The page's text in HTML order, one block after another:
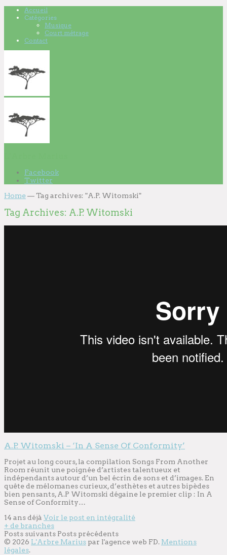
Accueil
Catégories
Musique
Court métrage
Contact
Facebook
Twitter
Home—Tag archives: "A.P. Witomski"
Tag Archives: A.P. Witomski
A.P. Witomski – ‘In A Sense Of Conformity’
Projet au long cours, la compilation Songs From Another
Room réunit une poignée d’artistes talentueux et
indépendants autour d’un bel écrin de sons et d’images. En
quête de mélomanes curieux, d’esthètes et autres bipèdes
bien pensants, A.P Witomski dégaine le premier clip : In A
Sense of Conformity…
14 ans déjà Voir le post en intégralité
+ de branches
Posts suivants Posts précédents
© 2026 L'Arbre Marius par l'agence web FD. Mentions
légales.